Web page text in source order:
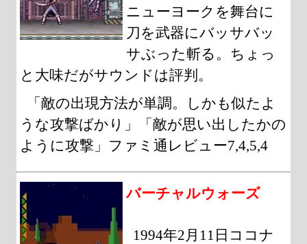
ニューヨークを舞台に
刀を武器にバッサバッ
サぶった斬る。ちょっ
と大味だがサウンドは評判。
「敵の出現方法が単調。しかも似たよ
うな攻撃ばかり」「敵が思い出したかの
ように攻撃」ファミ通レビュー7,4,5,4
バーチャルウォーズ
1994年2月11日ココナ